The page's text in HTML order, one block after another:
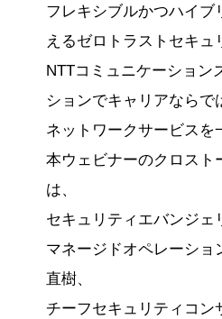
フレキシブルかつハイブ
えるゼロトラストセキュ
NTTコミュニケーション
ションでキャリアならで
ネットワークサービスを
本ウェビナーのクロスト
は、
セキュリティエバンジェ
マネージドオペレーショ
直樹、
チーフセキュリティコン